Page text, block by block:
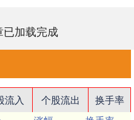
已加载完成
流入 个股流出
换手率